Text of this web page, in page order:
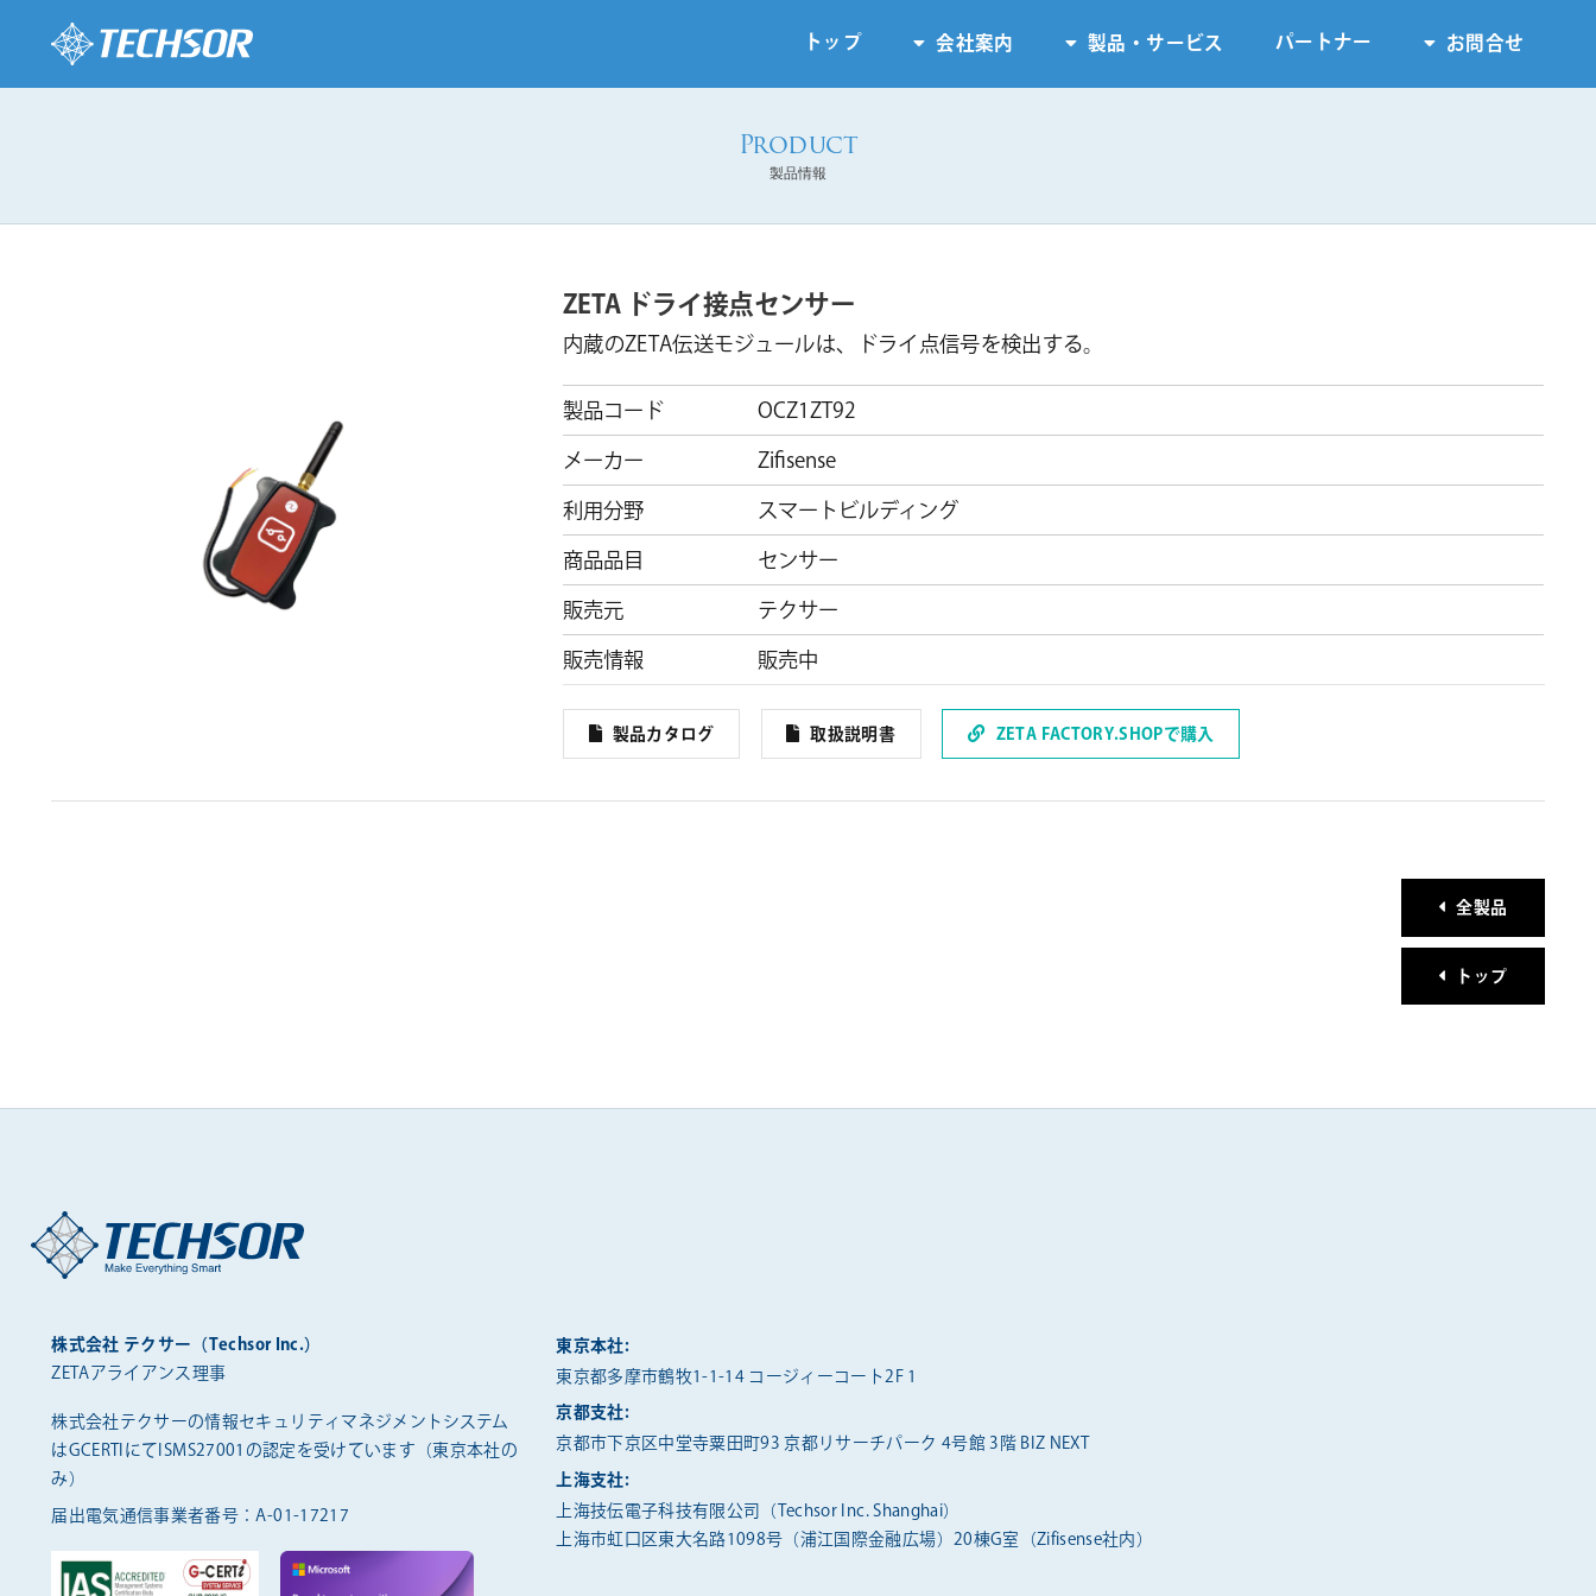
トップ 会社案内 製品・サービス パートナー お問合せ
製品情報
ZETA ドライ接点センサー
内蔵のZETA伝送モジュールは、ドライ点信号を検出する。
製品コード
OCZ1ZT92
メーカー
Zifisense
利用分野
スマートビルディング
商品品目
センサー
販売元
テクサー
販売情報
販売中
製品カタログ 取扱説明書 ZETA FACTORY.SHOPで購入
全製品
トップ
株式会社 テクサー（Techsor Inc.）
ZETAアライアンス理事
株式会社テクサーの情報セキュリティマネジメントシステム
はGCERTIにてISMS27001の認定を受けています（東京本社の
み）
届出電気通信事業者番号：A-01-17217
東京本社:
東京都多摩市鶴牧1-1-14 コージィーコート2F 1
京都支社:
京都市下京区中堂寺粟田町93 京都リサーチパーク 4号館 3階 BIZ NEXT
上海支社:
上海技伝電子科技有限公司（Techsor Inc. Shanghai）
上海市虹口区東大名路1098号（浦江国際金融広場）20棟G室（Zifisense社内）